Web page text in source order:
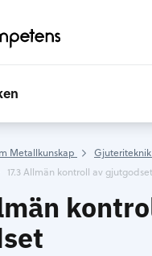
Metallkunskap
Gjuteriteknik
17.3 Allmän kontroll av gjutgodset